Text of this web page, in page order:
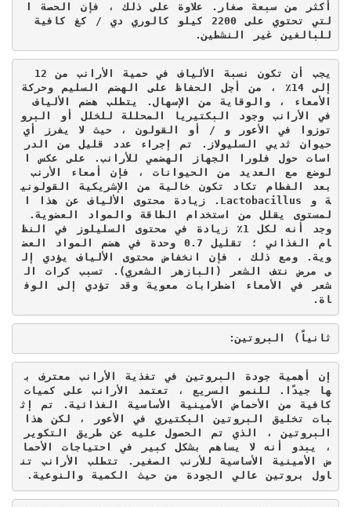
أكثر من سبعة صغار. علاوة على ذلك ، فإن الحصة ا
للبالغين غير النشطين.
الأمعاء ، والوقاية من الإسهال. يتطلب هضم الألياف
في الأرانب وجود البكتيريا المحللة للخلل أو البرو
حيوان ثديي السليولاز. تم إجراء عدد قليل من الدر
اسات حول فلورا الجهاز الهضمي للأرانب. على عكس ا
بعد الفطام تكاد تكون خالية من الإشريكية القولوني
ة و Lactobacillus . زيادة محتوى الألياف عن هذا ا
وجد أنه لكل 1٪ زيادة في محتوى السليلوز في النظ
ام الغذائي ؛ تقليل 0.7 وحدة في هضم المواد العض
وية. ومع ذلك ، فإن انخفاض محتوى الألياف يؤدي إل
ى مرض نتف الشعر (البازهر الشعري). تسبب كرات ال
شعر في الأمعاء اضطرابات معوية وقد تؤدي إلى الوف
اة.
ثانياً) البروتين:
إن أهمية جودة البروتين في تغذية الأرانب معترف ب
كافية من الأحماض الأمينية الأساسية الغذائية. تم إث
، يبدو أنه لا يساهم بشكل كبير في احتياجات الأحما
ض الأمينية الأساسية للأرنب الصغير. تتطلب الأرانب تن
اول بروتين عالي الجودة من حيث الكمية والنوعية.